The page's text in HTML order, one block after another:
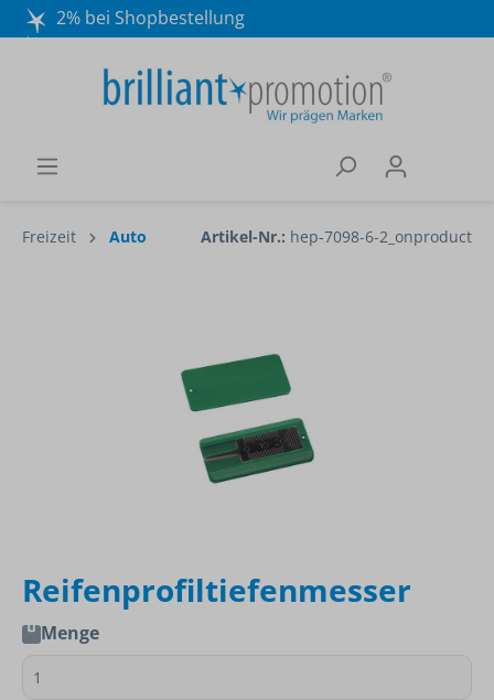
2% bei Shopbestellung
Wir beraten Sie gerne:
040 / 570 18 25 70
Freizeit Auto Artikel-Nr.: hep-7098-6-2_onproduct
Reifenprofiltiefenmesser
Menge